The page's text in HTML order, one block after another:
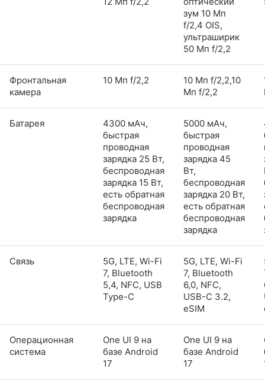
зум 10 Мп
f/2,4 OIS,
ультраширик
50 Мп f/2,2
Фронтальная
камера
10 Мп f/2,2
10 Мп f/2,2,10
Мп f/2,2
Батарея
4300 мАч,
быстрая
проводная
зарядка 25 Вт,
беспроводная
зарядка 15 Вт,
есть обратная
беспроводная
зарядка
5000 мАч,
быстрая
проводная
зарядка 45
Вт,
беспроводная
зарядка 20 Вт,
есть обратная
беспроводная
зарядка
Связь
5G, LTE, Wi-Fi
7, Bluetooth
5,4, NFC, USB
Type-C
5G, LTE, Wi-Fi
7, Bluetooth
6,0, NFC,
USB-C 3.2,
eSIM
Операционная
система
One UI 9 на
базе Android
17
One UI 9 на
базе Android
17